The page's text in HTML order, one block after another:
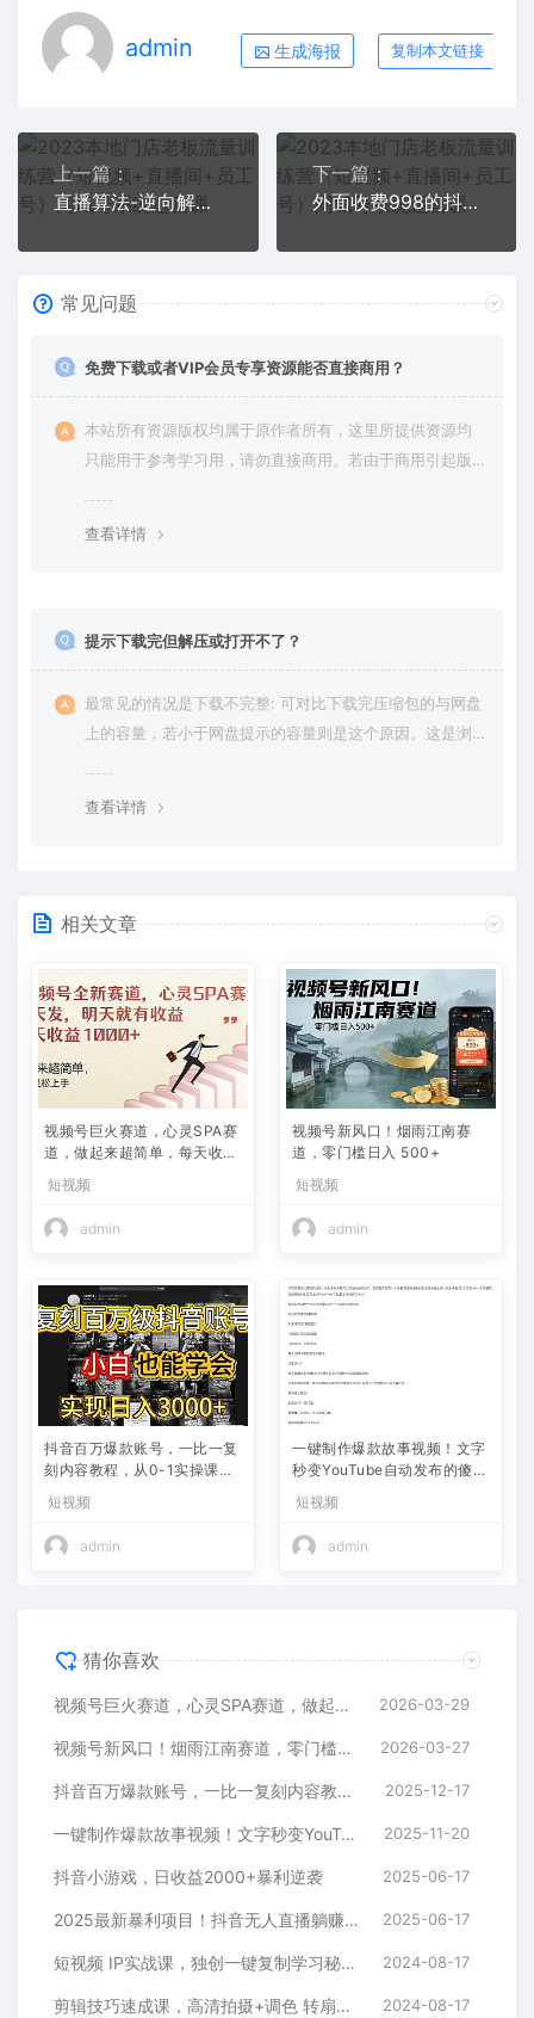
admin 生成海报 复制本文链接
上一篇：
直播算法-逆向解密：选品，建模，老号重启，控流，罗盘分析，小店随心推
下一篇：
外面收费998的抖音红屏本地生活无人直播【全套教程+软件】无水印
常见问题
免费下载或者VIP会员专享资源能否直接商用？
本站所有资源版权均属于原作者所有，这里所提供资源均
只能用于参考学习用，请勿直接商用。若由于商用引起版
查看详情
提示下载完但解压或打开不了？
最常见的情况是下载不完整: 可对比下载完压缩包的与网盘
上的容量，若小于网盘提示的容量则是这个原因。这是浏
查看详情
相关文章
视频号巨火赛道，心灵SPA赛
道，做起来超简单，每天收益
800+
短视频
admin
视频号新风口！烟雨江南赛
道，零门槛日入 500+
短视频
admin
抖音百万爆款账号，一比一复
刻内容教程，从0-1实操课，
入10w+
短视频
admin
一键制作爆款故事视频！文字
秒变YouTube自动发布的傻瓜
短视频
admin
猜你喜欢
视频号巨火赛道，心灵SPA赛道，做起来超简单，每天收益800+ 2026-03-29
视频号新风口！烟雨江南赛道，零门槛日入 500+ 2026-03-27
抖音百万爆款账号，一比一复刻内容教程，从0-1实操课，小白也能学会，复制爆款，月入10w+ 2025-12-17
一键制作爆款故事视频！文字秒变YouTube自动发布的傻瓜式教程 2025-11-20
抖音小游戏，日收益2000+暴利逆袭 2025-06-17
2025最新暴利项目！抖音无人直播躺赚攻略！抖音无人直播3.0玩法！0门槛… 2025-06-17
短视频 IP实战课，独创一键复制学习秘籍，转战新领域，月赚五万轻松行 2024-08-17
剪辑技巧速成课，高清拍摄+调色 转扇子，建筑-抠图精通，新手秒变剪辑专家 2024-08-17